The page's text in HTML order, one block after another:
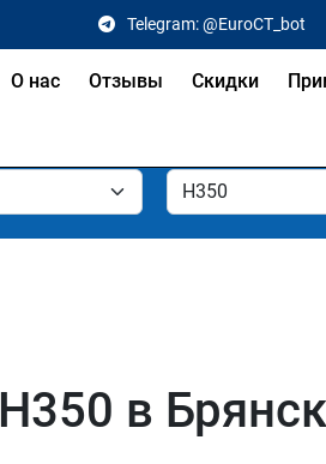
Telegram: @EuroCT_bot
О нас Отзывы Скидки
в